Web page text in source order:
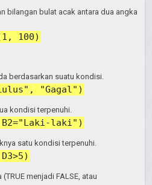
bilangan bulat acak antara dua angka
100)
berdasarkan suatu kondisi.
"Gagal")
kondisi terpenuhi.
B2="Laki-laki")
satu kondisi terpenuhi.
menjadi FALSE, atau